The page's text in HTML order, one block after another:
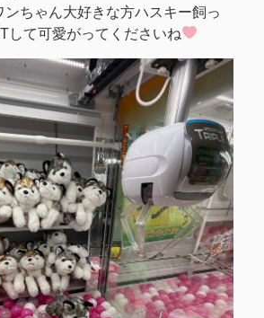
ンちゃん大好きな方ハスキー飼っ
して可愛がってくださいね